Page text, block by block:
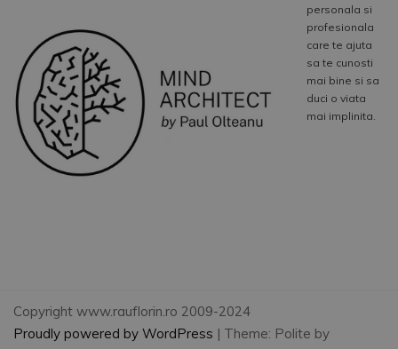
personala si
profesionala
care te ajuta
sa te cunosti
mai bine si sa
duci o viata
mai implinita.
Copyright www.rauflorin.ro 2009-2024
Proudly powered by WordPress | Theme: Polite by